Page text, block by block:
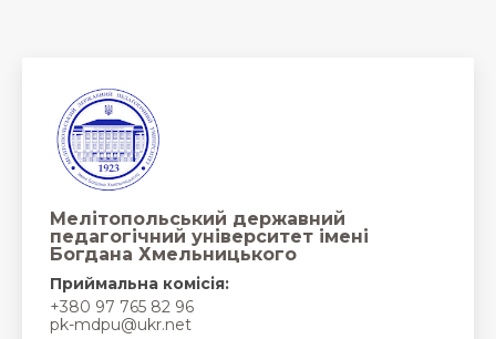
Мелітопольський державний
педагогічний університет імені
Богдана Хмельницького
Приймальна комісія:
+380 97 765 82 96
pk-mdpu@ukr.net